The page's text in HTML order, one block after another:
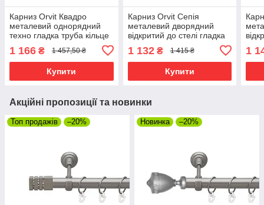
Карниз Orvit Квадро
металевий однорядний
техно гладка труба кільце
240 см (00-00026259)
1 166 ₴ 1 457,50 ₴
Купити
Карниз Orvit Сепія
металевий дворядний
відкритий до стелі гладка
Сатин 25\19 мм 200 см
(00-00023949)
1 132₴ 1 415 ₴
Купити
1
Акційні пропозиції та новинки
Топ продажів –20% Новинка –20%